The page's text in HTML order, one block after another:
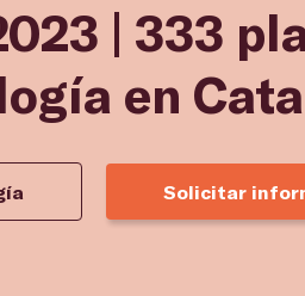
| 333
en
Solicitar